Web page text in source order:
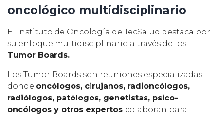
oncológico multidisciplinario
El Instituto de Oncología de TecSalud destaca por
su enfoque multidisciplinario a través de los
Tumor Boards.
Los Tumor Boards son reuniones especializadas
donde oncólogos, cirujanos, radioncólogos,
radiólogos, patólogos, genetistas, psico-
oncólogos y otros expertos colaboran para